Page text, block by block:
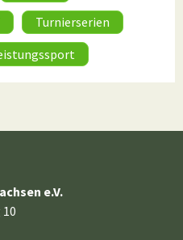
Turnierserien
e.V.